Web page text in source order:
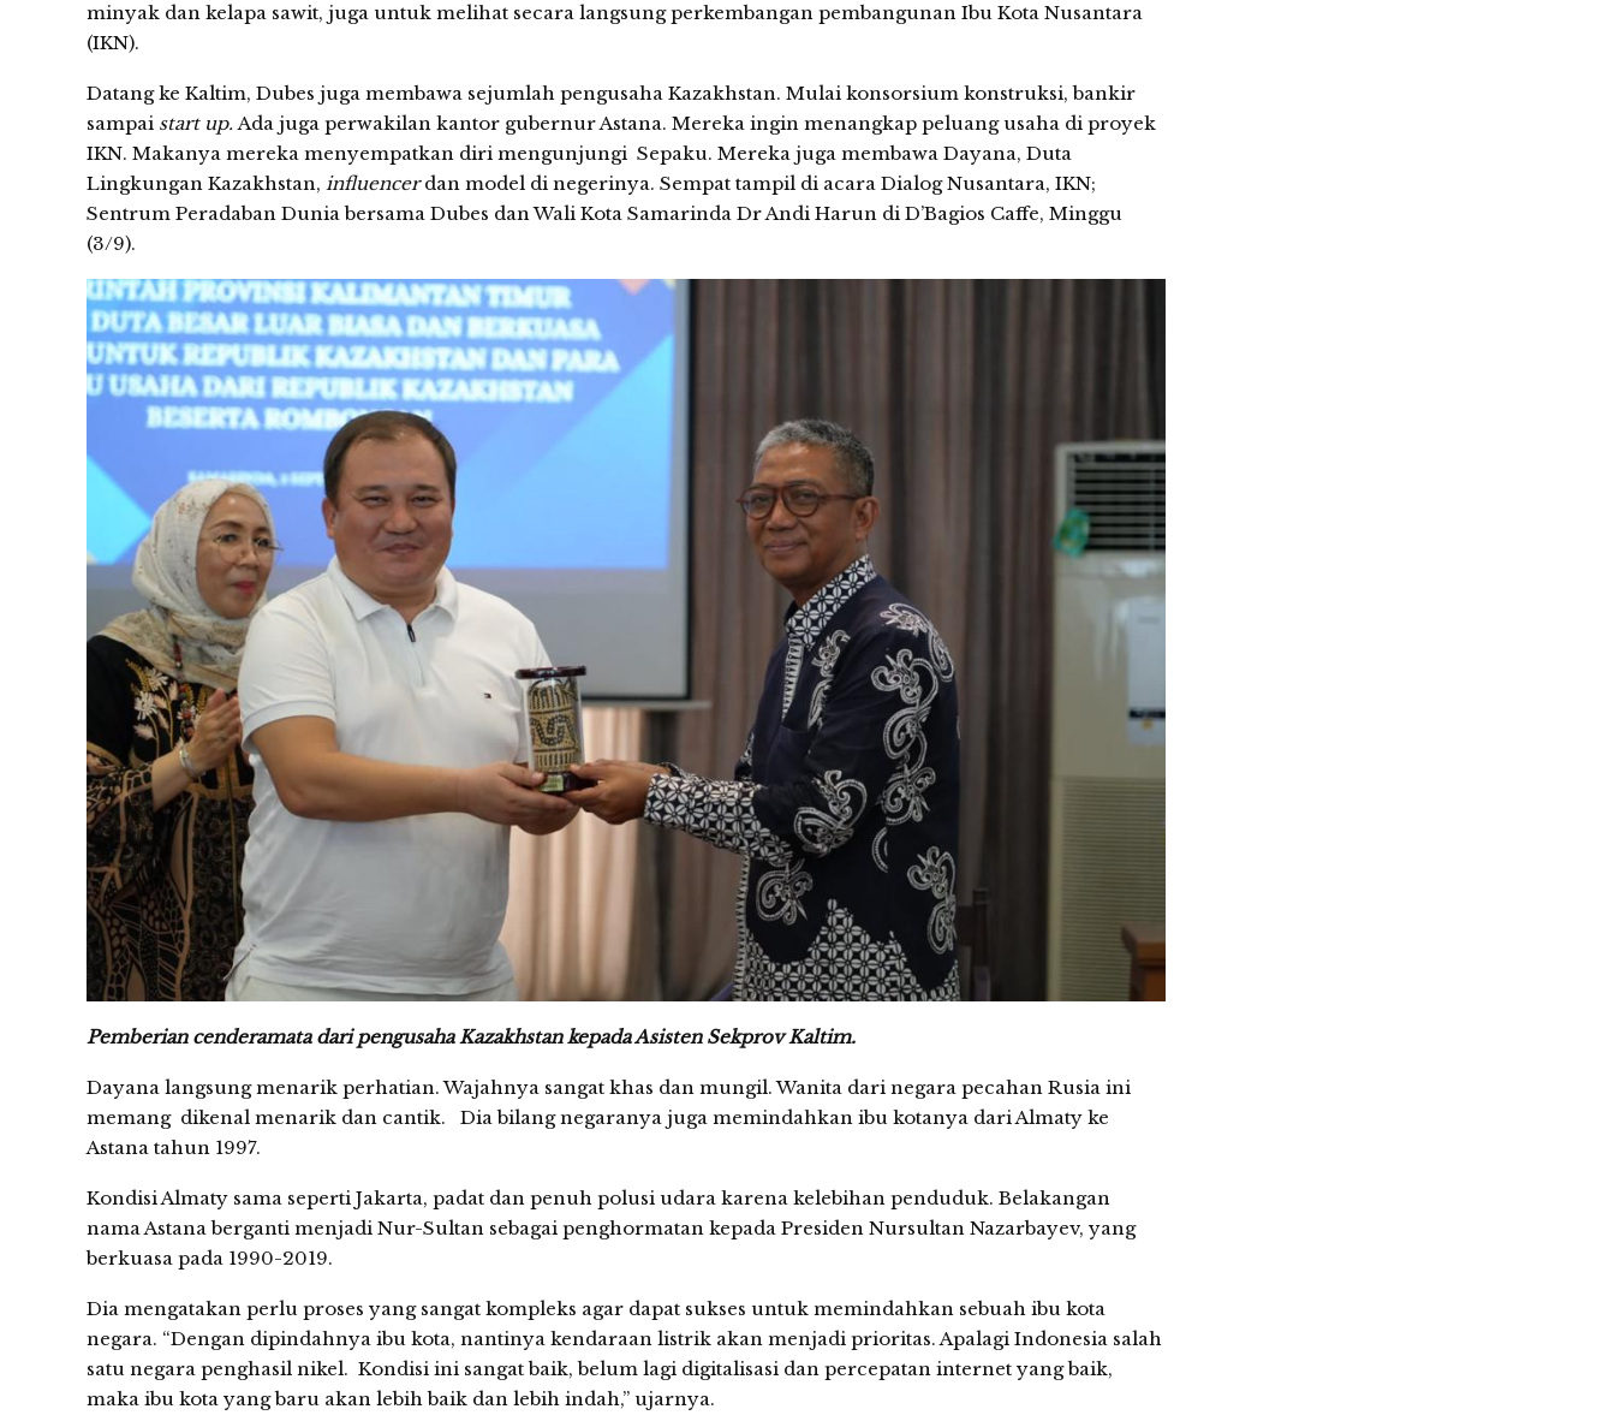
minyak dan kelapa sawit, juga untuk melihat secara langsung perkembangan pembangunan Ibu Kota Nusantara
(IKN).
Datang ke Kaltim, Dubes juga membawa sejumlah pengusaha Kazakhstan. Mulai konsorsium konstruksi, bankir
sampai start up. Ada juga perwakilan kantor gubernur Astana. Mereka ingin menangkap peluang usaha di proyek
IKN. Makanya mereka menyempatkan diri mengunjungi Sepaku. Mereka juga membawa Dayana, Duta
Lingkungan Kazakhstan, influencerdan model di negerinya. Sempat tampil di acara Dialog Nusantara, IKN;
Sentrum Peradaban Dunia bersama Dubes dan Wali Kota Samarinda Dr Andi Harun di D’Bagios Caffe, Minggu
(3/9).
Pemberian cenderamata dari pengusaha Kazakhstan kepada Asisten Sekprov Kaltim.
Dayana langsung menarik perhatian. Wajahnya sangat khas dan mungil. Wanita dari negara pecahan Rusia ini
memang dikenal menarik dan cantik. Dia bilang negaranya juga memindahkan ibu kotanya dari Almaty ke
Astana tahun 1997.
Kondisi Almaty sama seperti Jakarta, padat dan penuh polusi udara karena kelebihan penduduk. Belakangan
nama Astana berganti menjadi Nur-Sultan sebagai penghormatan kepada Presiden Nursultan Nazarbayev, yang
berkuasa pada 1990-2019.
Dia mengatakan perlu proses yang sangat kompleks agar dapat sukses untuk memindahkan sebuah ibu kota
negara. “Dengan dipindahnya ibu kota, nantinya kendaraan listrik akan menjadi prioritas. Apalagi Indonesia salah
satu negara penghasil nikel. Kondisi ini sangat baik, belum lagi digitalisasi dan percepatan internet yang baik,
maka ibu kota yang baru akan lebih baik dan lebih indah,” ujarnya.